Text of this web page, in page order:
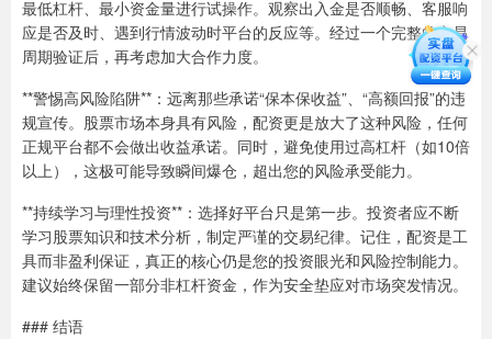
最低杠杆、最小资金量进行试操作。观察出入金是否顺畅、客服响
应是否及时、遇到行情波动时平台的反应等。经过一个完整的交易
周期验证后，再考虑加大合作力度。
**警惕高风险陷阱**：远离那些承诺“保本保收益”、“高额回报”的违
规宣传。股票市场本身具有风险，配资更是放大了这种风险，任何
正规平台都不会做出收益承诺。同时，避免使用过高杠杆（如10倍
以上），这极可能导致瞬间爆仓，超出您的风险承受能力。
**持续学习与理性投资**：选择好平台只是第一步。投资者应不断
学习股票知识和技术分析，制定严谨的交易纪律。记住，配资是工
具而非盈利保证，真正的核心仍是您的投资眼光和风险控制能力。
建议始终保留一部分非杠杆资金，作为安全垫应对市场突发情况。
### 结语